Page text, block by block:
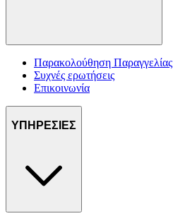
Παρακολούθηση Παραγγελίας
Συχνές ερωτήσεις
Επικοινωνία
ΥΠΗΡΕΣΙΕΣ